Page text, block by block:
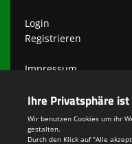
Login
Registrieren
Impressum
Teamsports 2
Dein Sportverein online